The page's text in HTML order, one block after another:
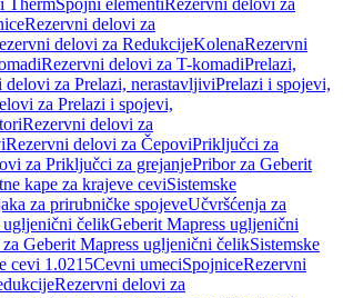
ThermSpojni elementi Rezervni delovi za
Rezervni delovi za
delovi za RedukcijeKolenaRezervni
Rezervni delovi za T-komadiPrelazi,
delovi za Prelazi, nerastavljiviPrelazi i spojevi,
za Prelazi i spojevi,
Rezervni delovi za
Rezervni delovi za ČepoviPriključci za
za Priključci za grejanjePribor za Geberit
kape za krajeve ceviSistemske
za prirubničke spojeveUčvršćenja za
ugljenični čelikGeberit Mapress ugljenični
Geberit Mapress ugljenični čelikSistemske
cevi 1.0215Cevni umeciSpojniceRezervni
Rezervni delovi za